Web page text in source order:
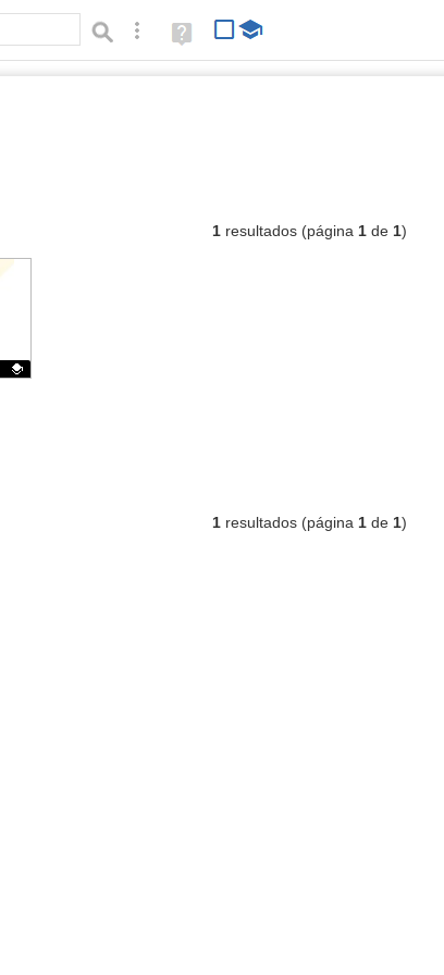
Búsqueda avanzada
Ayuda
(en
1resultados (página 1de 1)
1resultados (página 1de 1)